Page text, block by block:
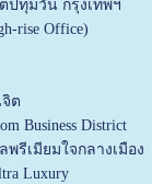
ปทุมวัน กรุงเทพฯ
rise Office)
ต
Business District
รีเมียมใจกลางเมือง
Luxury